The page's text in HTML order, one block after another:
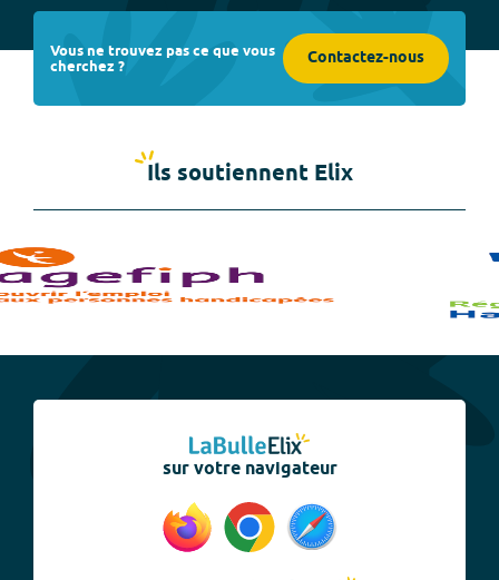
Vous ne trouvez pas ce que vous
cherchez ? Contactez-nous
Ils soutiennent Elix
sur votre navigateur